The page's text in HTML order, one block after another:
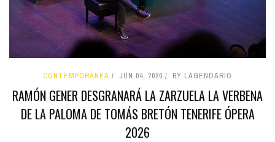
CONTEMPORÁNEA JUN 04, 2026 BY LAGENDARIO
RAMÓN GENER DESGRANARÁ LA ZARZUELA LA VERBENA
DE LA PALOMA DE TOMÁS BRETÓN TENERIFE ÓPERA
2026